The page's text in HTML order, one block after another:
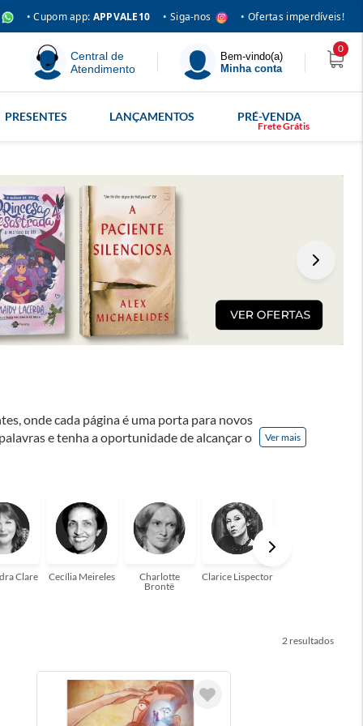
• Cupom app: APPVALE10 • Siga-nos • Ofertas imperdíveis!
Central de
Atendimento
Bem-vindo(a)
Minha conta
0
PRESENTES LANÇAMENTOS PRÉ-VENDA
onde cada página é uma porta para novos
e tenha a oportunidade de alcançar o
Ver mais
Clare Cecília Meireles
Charlotte
Brontë
Clarice Lispector
2